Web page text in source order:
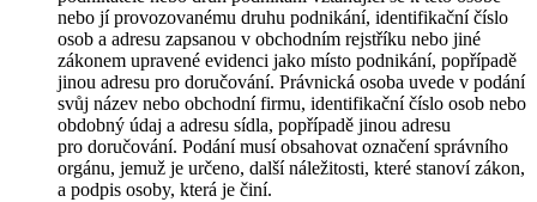
nebo jí provozovanému druhu podnikání, identifikační číslo
osob a adresu zapsanou v obchodním rejstříku nebo jiné
zákonem upravené evidenci jako místo podnikání, popřípadě
jinou adresu pro doručování. Právnická osoba uvede v podání
svůj název nebo obchodní firmu, identifikační číslo osob nebo
obdobný údaj a adresu sídla, popřípadě jinou adresu
pro doručování. Podání musí obsahovat označení správního
orgánu, jemuž je určeno, další náležitosti, které stanoví zákon,
a podpis osoby, která je činí.